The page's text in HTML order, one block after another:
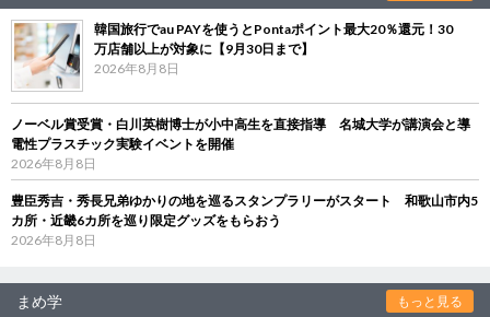
韓国旅行でau PAYを使うとPontaポイント最大20％還元！30
万店舗以上が対象に【9月30日まで】
2026年8月8日
ノーベル賞受賞・白川英樹博士が小中高生を直接指導 名城大学が講演会と導
電性プラスチック実験イベントを開催
2026年8月8日
豊臣秀吉・秀長兄弟ゆかりの地を巡るスタンプラリーがスタート 和歌山市内5
カ所・近畿6カ所を巡り限定グッズをもらおう
2026年8月8日
まめ学 もっと見る